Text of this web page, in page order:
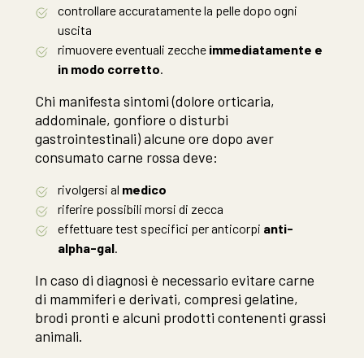
controllare accuratamente la pelle dopo ogni
uscita
rimuovere eventuali zecche immediatamente e
in modo corretto.
Chi manifesta sintomi (dolore orticaria,
addominale, gonfiore o disturbi
gastrointestinali) alcune ore dopo aver
consumato carne rossa deve:
rivolgersi al medico
riferire possibili morsi di zecca
effettuare test specifici per anticorpi anti-
alpha-gal.
In caso di diagnosi è necessario evitare carne
di mammiferi e derivati, compresi gelatine,
brodi pronti e alcuni prodotti contenenti grassi
animali.